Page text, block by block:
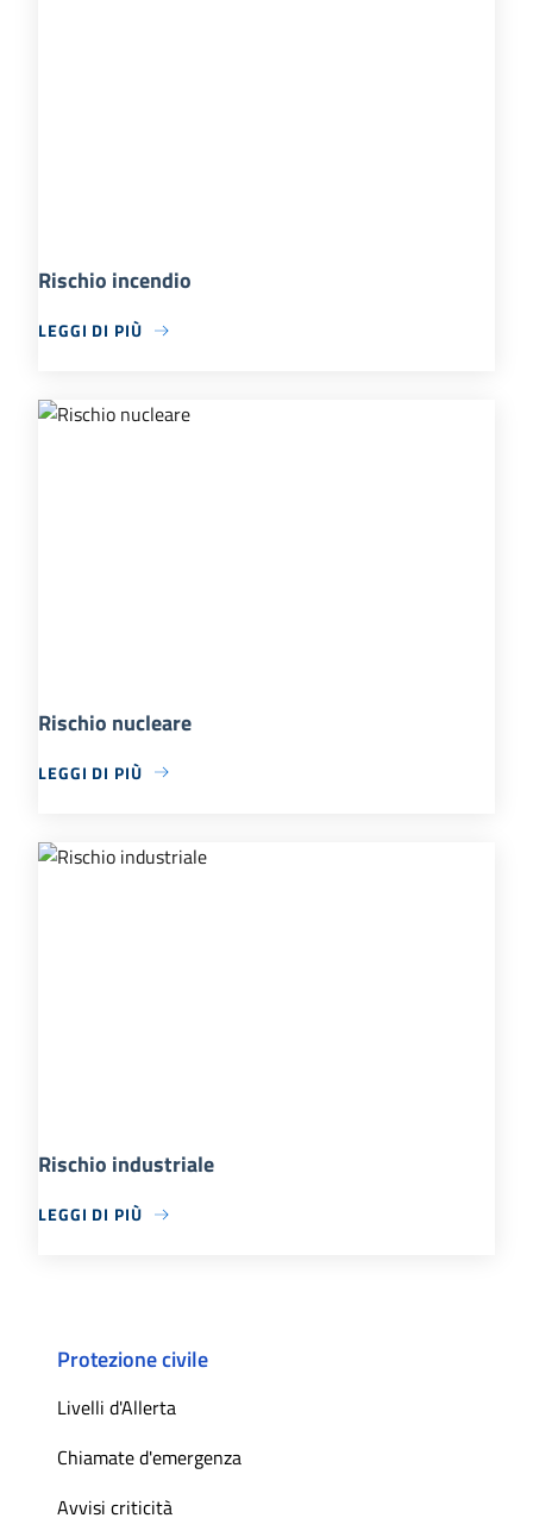
Rischio incendio
LEGGI DI PIÙ
Rischio nucleare
LEGGI DI PIÙ
Rischio industriale
LEGGI DI PIÙ
Protezione civile
Livelli d'Allerta
Chiamate d'emergenza
Avvisi criticità